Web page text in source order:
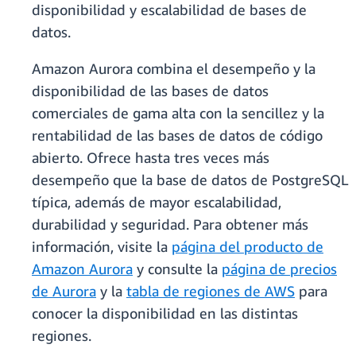
disponibilidad y escalabilidad de bases de
datos.
Amazon Aurora combina el desempeño y la
disponibilidad de las bases de datos
comerciales de gama alta con la sencillez y la
rentabilidad de las bases de datos de código
abierto. Ofrece hasta tres veces más
desempeño que la base de datos de PostgreSQL
típica, además de mayor escalabilidad,
durabilidad y seguridad. Para obtener más
información, visite la página del producto de
Amazon Aurora y consulte la página de precios
de Aurora y la tabla de regiones de AWS para
conocer la disponibilidad en las distintas
regiones.